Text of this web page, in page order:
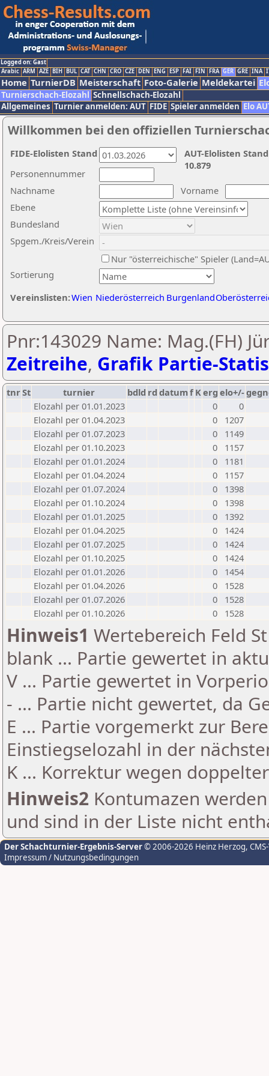
Logged on: Gast
Arabic ARM AZE BIH BUL CAT CHN CRO CZE DEN ENG ESP FAI FIN FRA GER GRE INA
Home TurnierDB Meisterschaft Foto-Galerie Meldekartei
Turnierschach-Elozahl Schnellschach-Elozahl
Allgemeines Turnier anmelden: AUT FIDE Spieler anmelden Elo
Willkommen bei den offiziellen
Nachname
Vorname
Ebene
Sortierung
Personennummer
Bundesland
Spgem./Kreis/Verein
Nur "österreichische" Spieler
Vereinslisten:Wien Niederösterreich Burgenland
AUT-Elolisten
10.879
FIDE-Elolisten Stand
Pnr:143029 Name: Mag.(FH)
Zeitreihe, Grafik Partie-
tnrSt turnier bdld rd datumf Kerg elo+/-
Elozahl per 01.01.2023
0
0
Elozahl per 01.04.2023
0
1207
Elozahl per 01.07.2023
0
1149
Elozahl per 01.10.2023
0
1157
Elozahl per 01.01.2024
0
1181
Elozahl per 01.04.2024
0
1157
Elozahl per 01.07.2024
0
1398
Elozahl per 01.10.2024
0
1398
Elozahl per 01.01.2025
0
1392
Elozahl per 01.04.2025
0
1424
Elozahl per 01.07.2025
0
1424
Elozahl per 01.10.2025
0
1424
Elozahl per 01.01.2026
0
1454
Elozahl per 01.04.2026
0
1528
Elozahl per 01.07.2026
0
1528
Elozahl per 01.10.2026
0 1528
Hinweis1 Wertebereich Feld
blank ... Partie gewertet in
V ... Partie gewertet in
- ... Partie nicht gewertet, da
E ... Partie vorgemerkt zur
Einstiegselozahl in der
K ... Korrektur wegen
Hinweis2 Kontumazen
und sind in der Liste nicht
Der Schachturnier-Ergebnis-Server© 2006-2026 Heinz Herzog,
Impressum / Nutzungsbedingungen